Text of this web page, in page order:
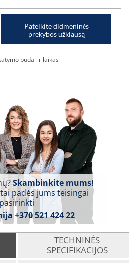
Pateikite didmeninės
prekybos užklausą
būdai ir laikas
Skambinkite mums!
padės jums teisingai
pasirinkti
+370 521 424 22
TECHNINĖS
SPECIFIKACIJOS